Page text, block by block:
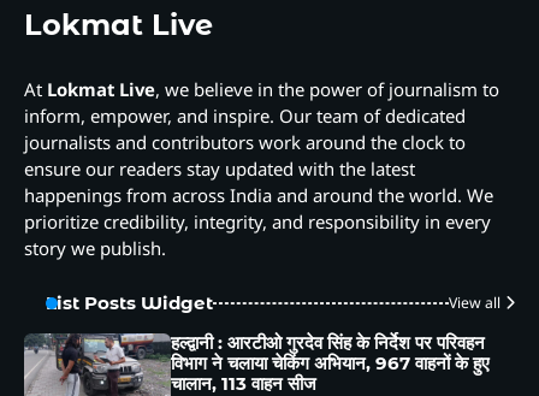
Lokmat Live
At Lokmat Live, we believe in the power of journalism to
inform, empower, and inspire. Our team of dedicated
journalists and contributors work around the clock to
ensure our readers stay updated with the latest
happenings from across India and around the world. We
prioritize credibility, integrity, and responsibility in every
story we publish.
List Posts Widget View all
हल्द्वानी : आरटीओ गुरदेव सिंह के निर्देश पर परिवहन
विभाग ने चलाया चेकिंग अभियान, 967 वाहनों के हुए
चालान, 113 वाहन सीज